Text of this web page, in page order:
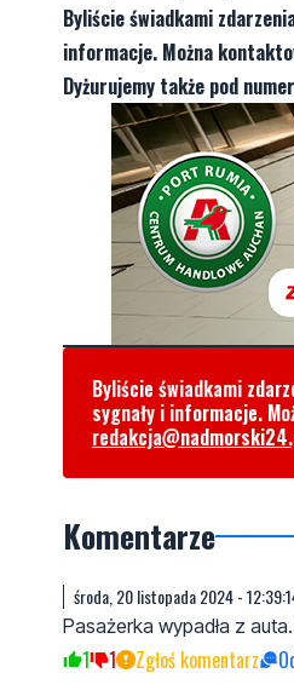
Byliście świadkami
informacje. Można
Dyżurujemy także pod
Byliście świadkami
sygnały i informacje.
Komentarze
środa, 20 listopada 2024 -
Pasażerka wypadła z
1 1 Zgłoś komentarz